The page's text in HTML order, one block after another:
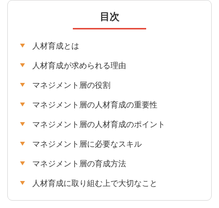
目次
人材育成とは
人材育成が求められる理由
マネジメント層の役割
マネジメント層の人材育成の重要性
マネジメント層の人材育成のポイント
マネジメント層に必要なスキル
マネジメント層の育成方法
人材育成に取り組む上で大切なこと